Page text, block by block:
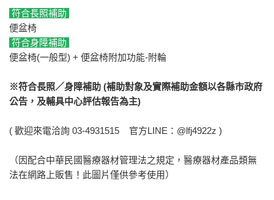
符合長照補助
便盆椅
符合身障補助
便盆椅(一般型) + 便盆椅附加功能-附輪
※符合長照／身障補助 (補助對象及實際補助金額以各縣市政府
公告，及輔具中心評估報告為主)
( 歡迎來電洽詢 03-4931515 官方LINE：@lfj4922z )
（因配合中華民國醫療器材管理法之規定，醫療器材產品類無
法在網路上販售！此圖片僅供參考使用）